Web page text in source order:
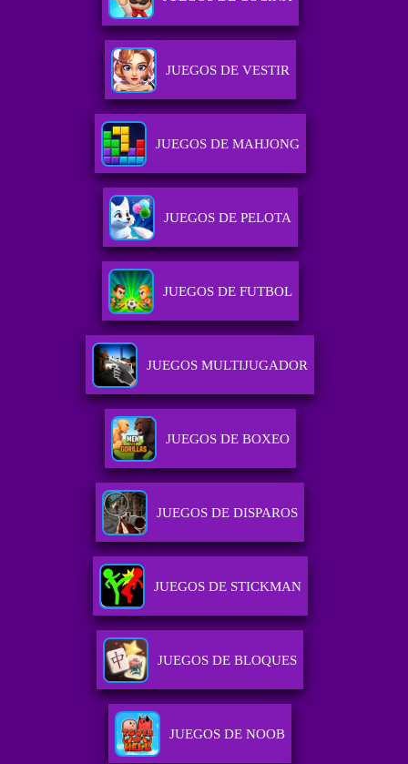
JUEGOS DE VESTIR
JUEGOS DE MAHJONG
JUEGOS DE PELOTA
JUEGOS DE FUTBOL
JUEGOS MULTIJUGADOR
JUEGOS DE BOXEO
JUEGOS DE DISPAROS
JUEGOS DE STICKMAN
JUEGOS DE BLOQUES
JUEGOS DE NOOB